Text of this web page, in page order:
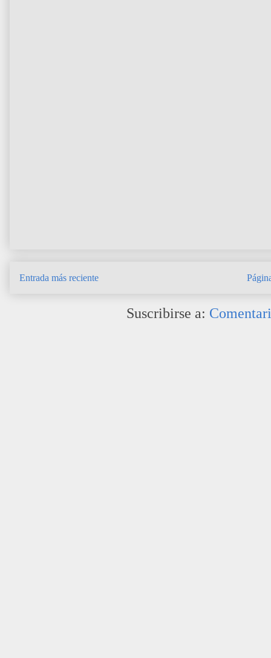
Entrada más reciente
Suscribirse a: